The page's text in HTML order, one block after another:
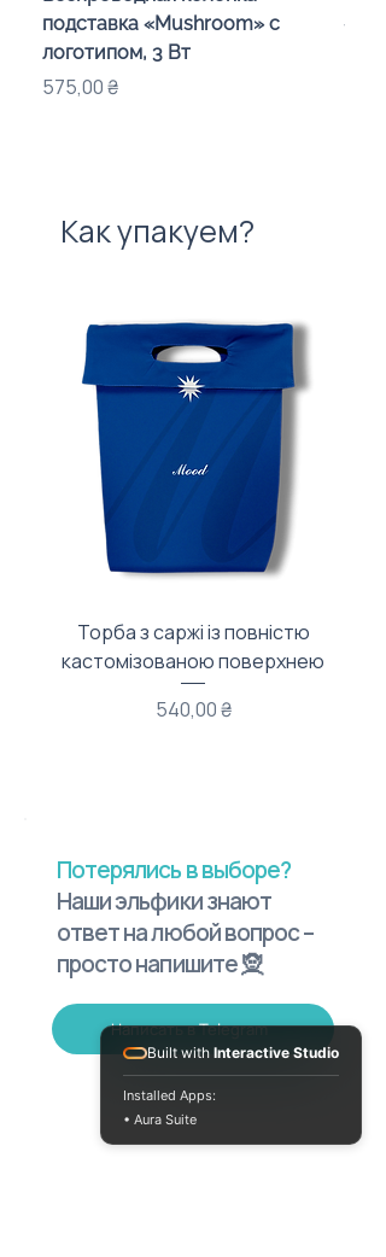
подставка «Mushroom» с
логотипом, 3 Вт
Цена
575,00 ₴
Как упакуем?
Торба з саржі із повністю
кастомізованою поверхнею
Цена
540,00 ₴
Потерялись в выборе?
Наши эльфики знают
ответ на любой вопрос –
просто напишите 🧝
Написать в Telegram
Built with Interactive Studio
Installed Apps:
• Aura Suite